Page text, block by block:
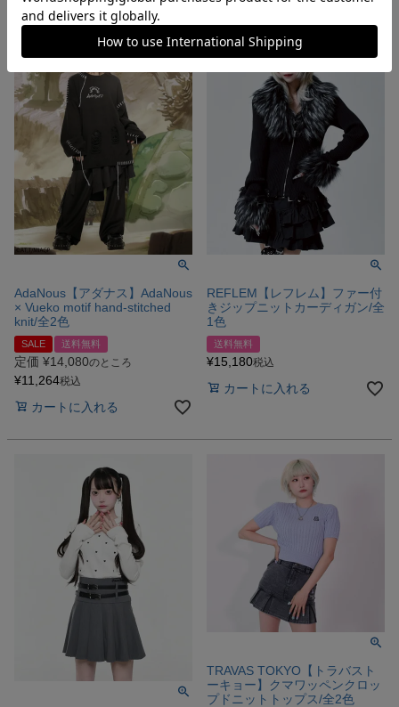
AdaNous【アダナス】AdaNous
× Vueko motif hand-stitched
knit/全2色
SALE 送料無料
定価 ¥14,080のところ
¥11,264税込
カートに入れる
REFLEM【レフレム】ファー付
きジップニットカーディガン/全
1色
送料無料
¥15,180税込
カートに入れる
TRAVAS TOKYO【トラバスト
ーキョー】クマワッペンクロッ
プドニットトップス/全2色